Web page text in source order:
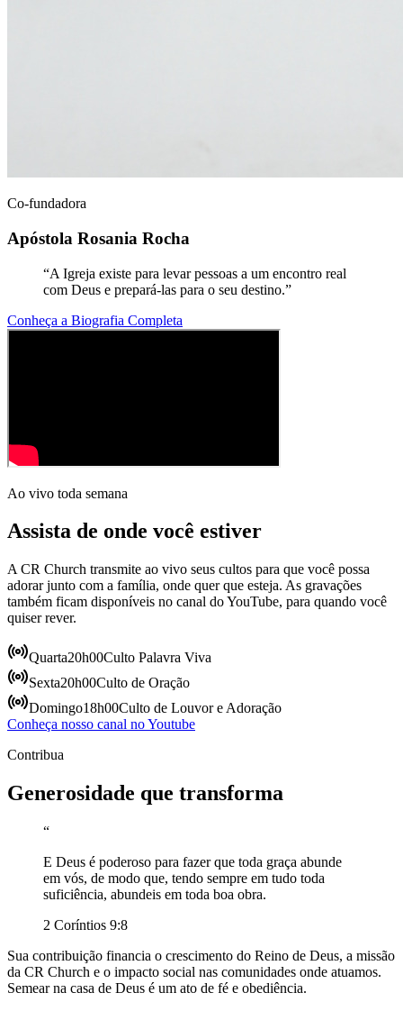
Co-fundadora
Apóstola Rosania Rocha
“A Igreja existe para levar pessoas a um encontro real
com Deus e prepará-las para o seu destino.”
Conheça a Biografia Completa
Ao vivo toda semana
Assista de onde você estiver
A CR Church transmite ao vivo seus cultos para que você possa
adorar junto com a família, onde quer que esteja. As gravações
também ficam disponíveis no canal do YouTube, para quando você
quiser rever.
Quarta20h00Culto Palavra Viva
Sexta20h00Culto de Oração
Domingo18h00Culto de Louvor e Adoração
Conheça nosso canal no Youtube
Contribua
Generosidade que transforma
“
E Deus é poderoso para fazer que toda graça abunde
em vós, de modo que, tendo sempre em tudo toda
suficiência, abundeis em toda boa obra.
2 Coríntios 9:8
Sua contribuição financia o crescimento do Reino de Deus, a missão
da CR Church e o impacto social nas comunidades onde atuamos.
Semear na casa de Deus é um ato de fé e obediência.